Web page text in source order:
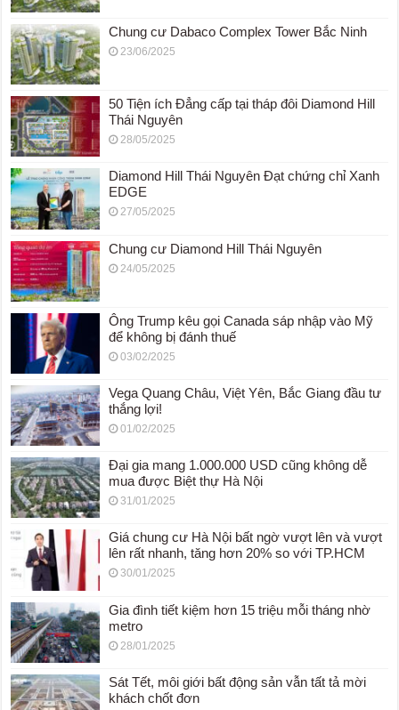
Chung cư Dabaco Complex Tower Bắc Ninh
23/06/2025
50 Tiện ích Đẳng cấp tại tháp đôi Diamond Hill
Thái Nguyên
28/05/2025
Diamond Hill Thái Nguyên Đạt chứng chỉ Xanh
EDGE
27/05/2025
Chung cư Diamond Hill Thái Nguyên
24/05/2025
Ông Trump kêu gọi Canada sáp nhập vào Mỹ
để không bị đánh thuế
03/02/2025
Vega Quang Châu, Việt Yên, Bắc Giang đầu tư
thắng lợi!
01/02/2025
Đại gia mang 1.000.000 USD cũng không dễ
mua được Biệt thự Hà Nội
31/01/2025
Giá chung cư Hà Nội bất ngờ vượt lên và vượt
lên rất nhanh, tăng hơn 20% so với TP.HCM
30/01/2025
Gia đình tiết kiệm hơn 15 triệu mỗi tháng nhờ
metro
28/01/2025
Sát Tết, môi giới bất động sản vẫn tất tả mời
khách chốt đơn